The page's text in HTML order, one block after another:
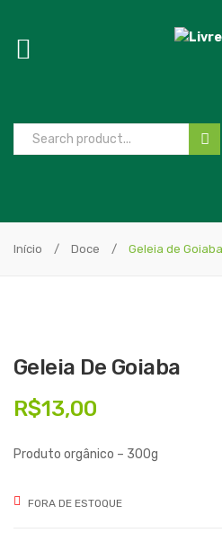
Início / Doce / Geleia de Goiaba
Geleia De Goiaba
R$13,00
Produto orgânico – 300g
FORA DE ESTOQUE